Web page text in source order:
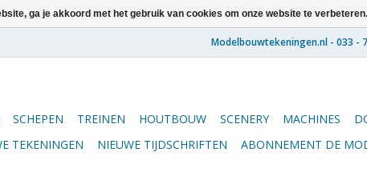
SCHEPEN TREINEN HOUTBOUW SCENERY MACHINES
TEKENINGEN
NIEUWE TIJDSCHRIFTEN ABONNEMENT DE
ga je akkoord met het gebruik van cookies om onze website te verbeteren.